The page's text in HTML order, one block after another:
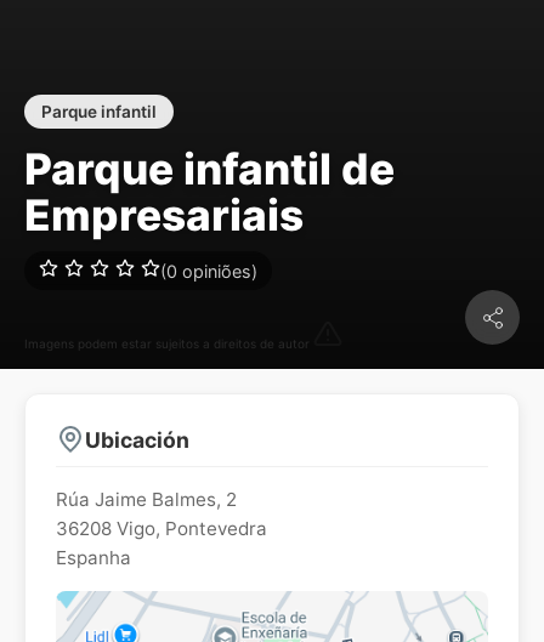
Imagens podem estar sujeitos a direitos de autor
Parque infantil
Parque infantil de
Empresariais
(0 opiniões)
Ubicación
Rúa Jaime Balmes, 2
36208 Vigo, Pontevedra
Espanha